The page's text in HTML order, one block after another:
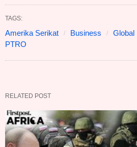
TAGS:
Amerika Serikat Business Global
PTRO
RELATED POST